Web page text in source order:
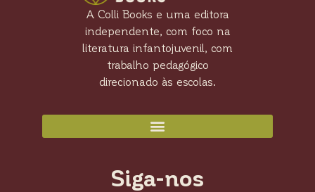
A Colli Books e uma editora
independente, com foco na
literatura infantojuvenil, com
trabalho pedagógico
direcionado às escolas.
Siga-nos